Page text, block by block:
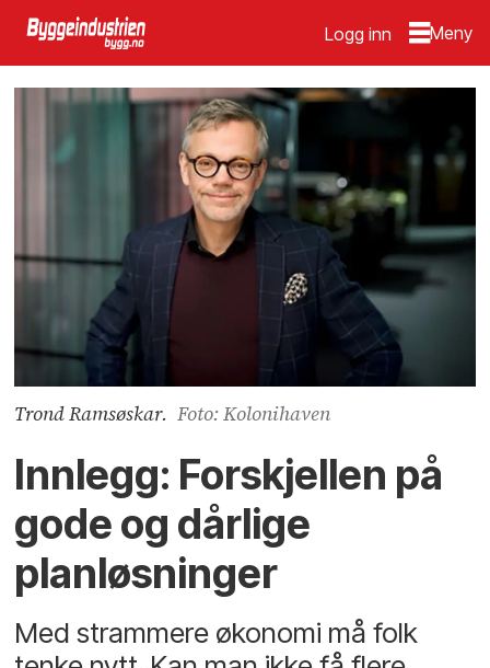
Logg inn
Trond Ramsøskar. Foto: Kolonihaven
Innlegg: Forskjellen på
gode og dårlige
planløsninger
Med strammere økonomi må folk